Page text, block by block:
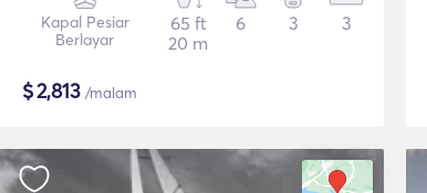
Kapal Pesiar
Berlayar
65 ft
20 m
6 3 3
$2,813 /malam